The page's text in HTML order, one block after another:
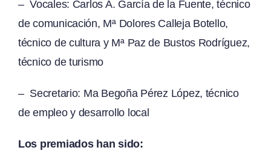
– Vocales: Carlos A. García de la Fuente, técnico
de comunicación, Mª Dolores Calleja Botello,
técnico de cultura y Mª Paz de Bustos Rodríguez,
técnico de turismo
– Secretario: Ma Begoña Pérez López, técnico
de empleo y desarrollo local
Los premiados han sido: